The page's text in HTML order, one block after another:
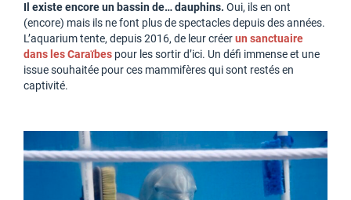
Il existe encore un bassin de… dauphins. Oui, ils en ont
(encore) mais ils ne font plus de spectacles depuis des années.
L’aquarium tente, depuis 2016, de leur créerun sanctuaire
dans les Caraïbes pour les sortir d’ici. Un défi immense et une
issue souhaitée pour ces mammifères qui sont restés en
captivité.